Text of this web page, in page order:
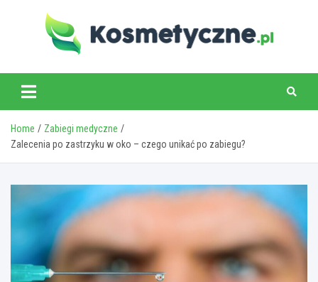
www.kosmetyczne.pl
Home
Zabiegi medyczne
Zalecenia po zastrzyku w oko – czego unikać po zabiegu?